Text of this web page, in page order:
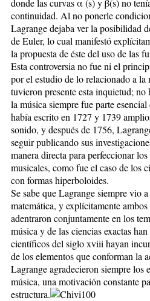
donde las curvas α (s) y β(s) no
continuidad. Al no ponerle
Lagrange dejaba ver la posibilidad
de Euler, lo cual manifestó
la propuesta de éste del uso de las
Esta controversia no fue ni el
por el estudio de lo relacionado a la
tuvieron presente esta inquietud;
la música siempre fue parte
había escrito en 1727 y 1739
sonido, y después de 1756,
seguir publicando sus
manera directa para perfeccionar
musicales, como fue el caso de los
con formas hiperboloides.
Se sabe que Lagrange siempre vio
matemática, y explícitamente
adentraron conjuntamente en los
música y de las ciencias exactas
científicos del siglo xviii hayan
de los elementos que conforman la
Lagrange agradecieron siempre
música, una motivación constante
estructura.